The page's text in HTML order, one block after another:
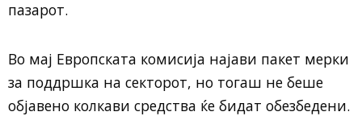
пазарот.
Во мај Европската комисија најави пакет мерки
за поддршка на секторот, но тогаш не беше
објавено колкави средства ќе бидат обезбедени.